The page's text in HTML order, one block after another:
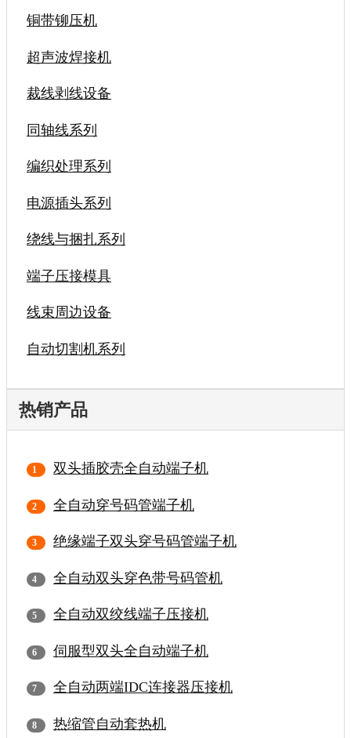
铜带铆压机
超声波焊接机
裁线剥线设备
同轴线系列
编织处理系列
电源插头系列
绕线与捆扎系列
端子压接模具
线束周边设备
自动切割机系列
热销产品
双头插胶壳全自动端子机
全自动穿号码管端子机
绝缘端子双头穿号码管端子机
全自动双头穿色带号码管机
全自动双绞线端子压接机
伺服型双头全自动端子机
全自动两端IDC连接器压接机
热缩管自动套热机